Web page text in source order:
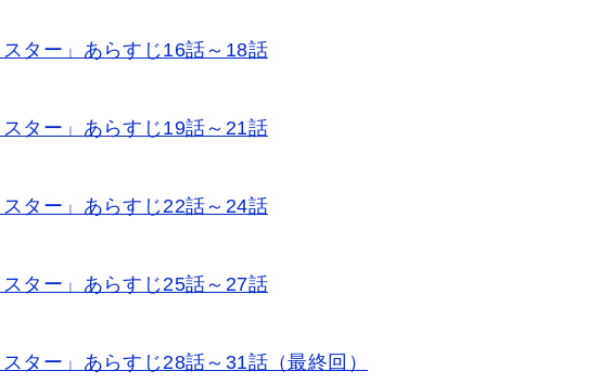
スター」あらすじ16話～18話
スター」あらすじ19話～21話
スター」あらすじ22話～24話
スター」あらすじ25話～27話
ター」あらすじ28話～31話（最終回）